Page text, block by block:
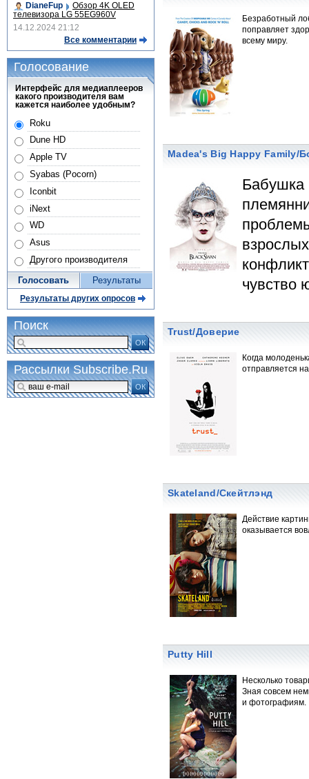
Безработный
поправляет
всему миру.
Madea's Big Happy Family/
Бабушка
чувство
Trust/Доверие
Когда
отправляется
Skateland/Скейтлэнд
Действие
оказывается
Putty Hill
Несколько
Зная совсем
и фотографиям.
DianeFup
Обзор 4K OLED
телевизора LG 55EG960V
14.12.2024 21:12
Все комментарии
Голосование
Интерфейс для медиаплееров
какого производителя вам
кажется наиболее удобным?
Roku
Dune HD
Apple TV
Syabas (Pocorn)
Iconbit
iNext
WD
Asus
Другого производителя
Голосовать Результаты
Результаты других опросов
Поиск
ОК
Рассылки Subscribe.Ru
ОК